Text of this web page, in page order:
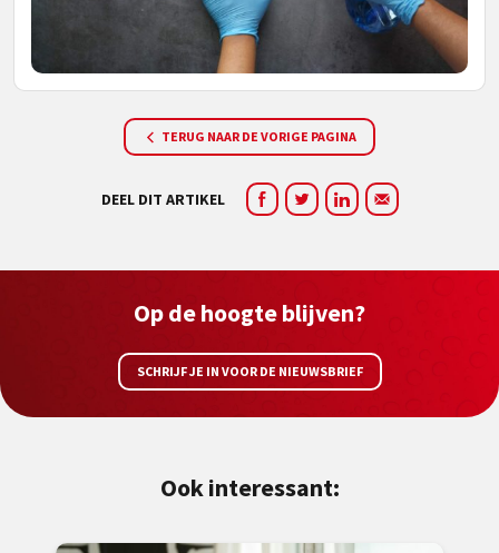
TERUG NAAR DE VORIGE PAGINA
DEEL DIT ARTIKEL
Op de hoogte blijven?
SCHRIJF JE IN VOOR DE NIEUWSBRIEF
Ook interessant: